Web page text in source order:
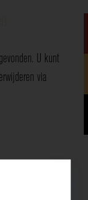
U kunt
via